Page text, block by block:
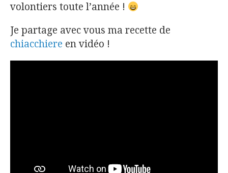
volontiers toute l’année !
Je partage avec vous ma recette de
chiacchiere en vidéo !